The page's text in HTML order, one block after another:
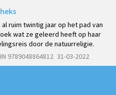
ruim twintig jaar op het pad van
wat ze geleerd heeft op haar
door de natuurreligie.
9789048864812 31-03-2022